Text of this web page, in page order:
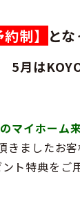
制】 とな
5月は
マイホーム
きましたお
ト特典をご